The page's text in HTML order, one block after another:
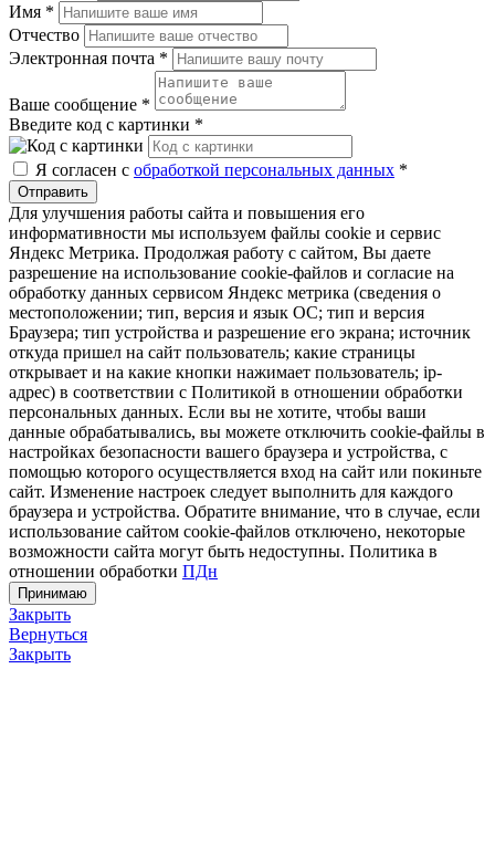
Имя *
Отчество
Электронная почта *
Ваше сообщение *
Введите код с картинки *
Я согласен с обработкой персональных данных *
Отправить
Для улучшения работы сайта и повышения его
информативности мы используем файлы cookie и сервис
Яндекс Метрика. Продолжая работу с сайтом, Вы даете
разрешение на использование cookie-файлов и согласие на
обработку данных сервисом Яндекс метрика (сведения о
местоположении; тип, версия и язык ОС; тип и версия
Браузера; тип устройства и разрешение его экрана; источник
откуда пришел на сайт пользователь; какие страницы
открывает и на какие кнопки нажимает пользователь; ip-
адрес) в соответствии с Политикой в отношении обработки
персональных данных. Если вы не хотите, чтобы ваши
данные обрабатывались, вы можете отключить cookie-файлы в
настройках безопасности вашего браузера и устройства, с
помощью которого осуществляется вход на сайт или покиньте
сайт. Изменение настроек следует выполнить для каждого
браузера и устройства. Обратите внимание, что в случае, если
использование сайтом cookie-файлов отключено, некоторые
возможности сайта могут быть недоступны. Политика в
отношении обработки ПДн
Принимаю
Закрыть
Вернуться
Закрыть